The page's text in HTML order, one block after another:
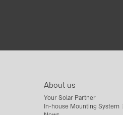
About us
Your Solar Partner
In-house Mounting System